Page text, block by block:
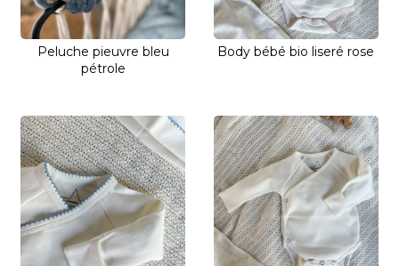
Peluche pieuvre bleu
pétrole
Body bébé bio liseré rose